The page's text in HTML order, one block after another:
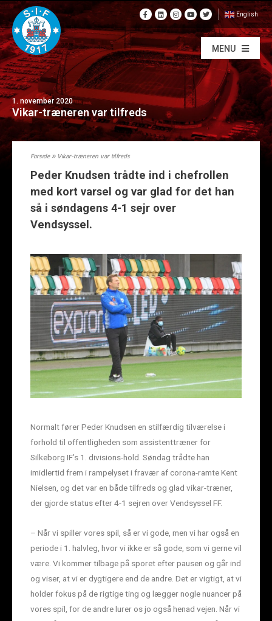
English
MENU
1. november 2020
Vikar-træneren var tilfreds
Forside» Vikar-træneren var tilfreds
Peder Knudsen trådte ind i chefrollen
med kort varsel og var glad for det han
så i søndagens 4-1 sejr over
Vendsyssel.
Normalt fører Peder Knudsen en stilfærdig tilværelse i
forhold til offentligheden som assistenttræner for
Silkeborg IF’s 1. divisions-hold. Søndag trådte han
imidlertid frem i rampelyset i fravær af corona-ramte Kent
Nielsen, og det var en både tilfreds og glad vikar-træner,
der gjorde status efter 4-1 sejren over Vendsyssel FF.
– Når vi spiller vores spil, så er vi gode, men vi har også en
periode i 1. halvleg, hvor vi ikke er så gode, som vi gerne vil
være. Vi kommer tilbage på sporet efter pausen og går ind
og viser, at vi er dygtigere end de andre. Det er vigtigt, at vi
holder fokus på de rigtige ting og lægger nogle nuancer på
vores spil, for de andre lurer os jo også henad vejen. Når vi